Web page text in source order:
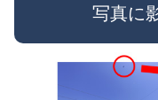
写真に